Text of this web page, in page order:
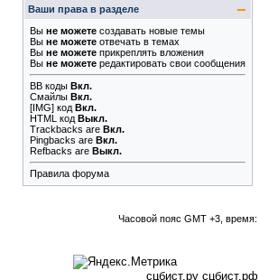
Ваши права в разделе
Вы не можете создавать новые темы
Вы не можете отвечать в темах
Вы не можете прикреплять вложения
Вы не можете редактировать свои сообщения
BB коды Вкл.
Смайлы Вкл.
[IMG] код Вкл.
HTML код Выкл.
Trackbacks are Вкл.
Pingbacks are Вкл.
Refbacks are Выкл.
Правила форума
Часовой пояс GMT +3, время:
сцбист.ру сцбист.рф